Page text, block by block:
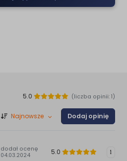
5.0 (liczba opinii: 1)
Najnowsze Dodaj opinię
dodał ocenę
04.03.2024
5.0